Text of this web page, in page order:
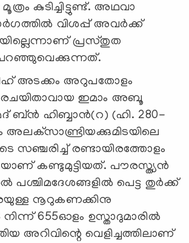
കുടിച്ചിട്ടുണ്ട്. അഥവാ
വിശപ്പ് അവർക്ക്
പ്രസ്തുത
അടക്കം അറുപതോളം
രചയിതാവായ ഇമാം അബൂ
ബ്ൻ ഹിബ്ബാൻ(റ) (ഹി. 280-
അലക്‌സാണ്ട്രിയക്കുമിടയിലെ
സഞ്ചരിച്ച് രണ്ടായിരത്തോളം
കണ്ടുമുട്ടിയത്. പൗരസ്ത്യൻ
പശ്ചിമദേശങ്ങളിൽ പെട്ട തുർക്ക്
നൂറുകണക്കിനു
നിന്ന് 655ഓളം ഉസ്താദുമാരിൽ
അറിവിന്റെ വെളിച്ചത്തിലാണ്